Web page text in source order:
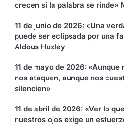
crecen si la palabra se rinde»
11 de junio de 2026: «Una
puede ser eclipsada por una
Aldous Huxley
11 de mayo de 2026: «Aunque
nos ataquen, aunque nos
silencien»
11 de abril de 2026: «Ver lo
nuestros ojos exige un